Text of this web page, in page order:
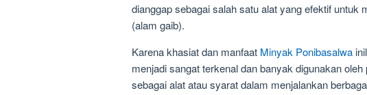
dianggap sebagai salah satu alat yang efektif untuk
(alam gaib).
Karena khasiat dan manfaat Minyak Ponibasalwa
menjadi sangat terkenal dan banyak digunakan
sebagai alat atau syarat dalam menjalankan